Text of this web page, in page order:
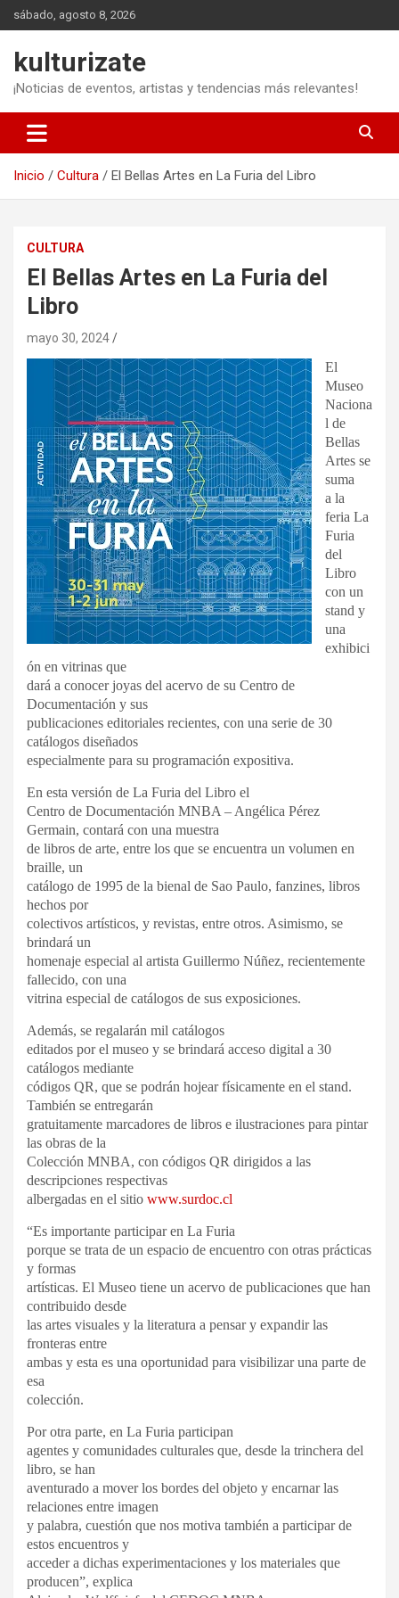
Saltar
al
sábado, agosto 8, 2026
kulturizate
¡Noticias de eventos, artistas y tendencias más relevantes!
Inicio Cultura El Bellas Artes en La Furia del Libro
CULTURA
El Bellas Artes en La Furia del
Libro
mayo 30, 2024
El
Museo
Naciona
l de
Bellas
Artes se
suma
a la
feria La
Furia
del
Libro
con un
stand y
una
exhibici
ón en vitrinas que
dará a conocer joyas del acervo de su Centro de
Documentación y sus
publicaciones editoriales recientes, con una serie de 30
catálogos diseñados
especialmente para su programación expositiva.
En esta versión de La Furia del Libro el
Centro de Documentación MNBA – Angélica Pérez
Germain, contará con una muestra
de libros de arte, entre los que se encuentra un volumen en
braille, un
catálogo de 1995 de la bienal de Sao Paulo, fanzines, libros
hechos por
colectivos artísticos, y revistas, entre otros. Asimismo, se
brindará un
homenaje especial al artista Guillermo Núñez, recientemente
fallecido, con una
vitrina especial de catálogos de sus exposiciones.
Además, se regalarán mil catálogos
editados por el museo y se brindará acceso digital a 30
catálogos mediante
códigos QR, que se podrán hojear físicamente en el stand.
También se entregarán
gratuitamente marcadores de libros e ilustraciones para pintar
las obras de la
Colección MNBA, con códigos QR dirigidos a las
descripciones respectivas
albergadas en el sitio www.surdoc.cl
“Es importante participar en La Furia
porque se trata de un espacio de encuentro con otras prácticas
y formas
artísticas. El Museo tiene un acervo de publicaciones que han
contribuido desde
las artes visuales y la literatura a pensar y expandir las
fronteras entre
ambas y esta es una oportunidad para visibilizar una parte de
esa
colección.
Por otra parte, en La Furia participan
agentes y comunidades culturales que, desde la trinchera del
libro, se han
aventurado a mover los bordes del objeto y encarnar las
relaciones entre imagen
y palabra, cuestión que nos motiva también a participar de
estos encuentros y
acceder a dichas experimentaciones y los materiales que
producen”, explica